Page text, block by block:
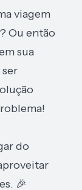
viagem
Ou então
sua
do
🎉